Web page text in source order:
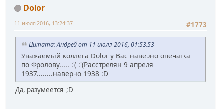
Dolor
#1773
11 июля 2016, 13:24:37
Цитата: Андрей от 11 июля 2016, 01:53:53
Уважаемый коллега Dolor у Вас наверно опечатка
по Фролову..... :'( :'(Расстрелян 9 апреля
1937........наверно 1938 :D
Да, разумеется ;D